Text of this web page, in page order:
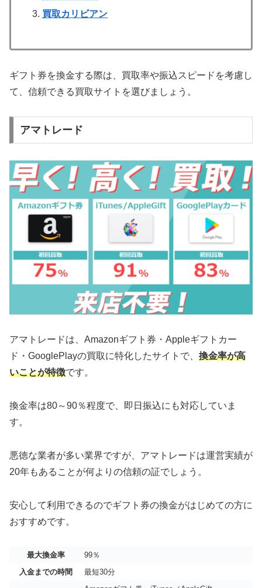
買取カリビアン
ギフト券を換金する際は、買取率や振込スピードを考慮し
て、信頼できる買取サイトを選びましょう。
アマトレード
アマトレードは、Amazonギフト券・Appleギフトカー
ド・GooglePlayの買取に特化したサイトで、 換金率が高
いことが特徴です。
換金率は80～90％程度で、即日振込にも対応していま
す。
悪徳な業者が多い業界ですが、アマトレードは運営実績が
20年もあることが何よりの信頼の証でしょう。
安心して利用できるのでギフト券の換金がはじめての方に
おすすめです。
最大換金率
99％
入金までの時間
最短30分